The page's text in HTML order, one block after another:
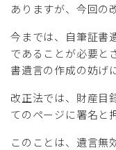
ありますが、今回の
今までは、自筆証書
であることが必要と
書遺言の作成の妨げ
改正法では、財産目
てのページに署名と
このことは、遺言無